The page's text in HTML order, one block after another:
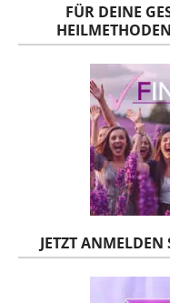
FÜR DEINE
JETZT